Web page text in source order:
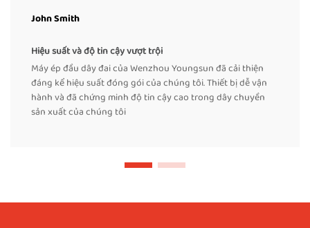
John Smith
Hiệu suất và độ tin cậy vượt trội
Máy ép đầu dây đai của Wenzhou Youngsun đã cải thiện
đáng kể hiệu suất đóng gói của chúng tôi. Thiết bị dễ vận
hành và đã chứng minh độ tin cậy cao trong dây chuyền
sản xuất của chúng tôi